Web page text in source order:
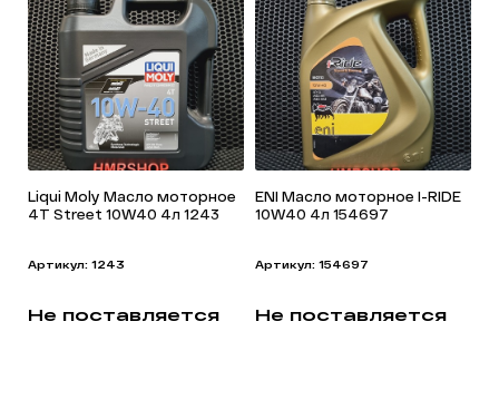
Liqui Moly Масло моторное
4T Street 10W40 4л 1243
Артикул: 1243
Не поставляется
ENI Масло моторное I-RIDE
10W40 4л 154697
Артикул: 154697
Не поставляется